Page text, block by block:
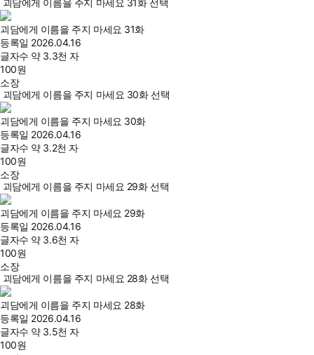
괴담에게 이름을 주지 마세요 31화 선택
괴담에게 이름을 주지 마세요 31화
등록일 2026.04.16
글자수 약 3.3천 자
100원
소장
괴담에게 이름을 주지 마세요 30화 선택
괴담에게 이름을 주지 마세요 30화
등록일 2026.04.16
글자수 약 3.2천 자
100원
소장
괴담에게 이름을 주지 마세요 29화 선택
괴담에게 이름을 주지 마세요 29화
등록일 2026.04.16
글자수 약 3.6천 자
100원
소장
괴담에게 이름을 주지 마세요 28화 선택
괴담에게 이름을 주지 마세요 28화
등록일 2026.04.16
글자수 약 3.5천 자
100원